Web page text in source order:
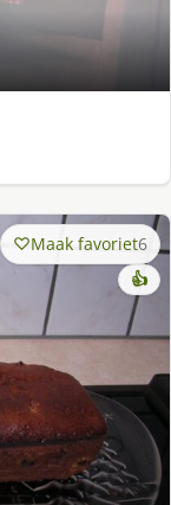
Maak favoriet6
👍